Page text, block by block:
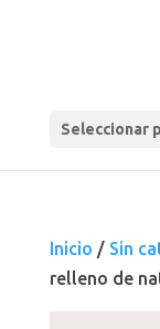
Seleccionar
Inicio / Sin
relleno de